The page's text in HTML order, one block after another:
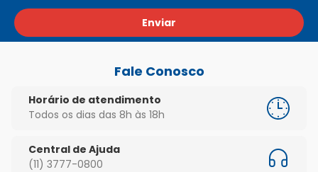
Enviar
Fale Conosco
Horário de atendimento
Todos os dias das 8h às 18h
Central de Ajuda
(11) 3777-0800